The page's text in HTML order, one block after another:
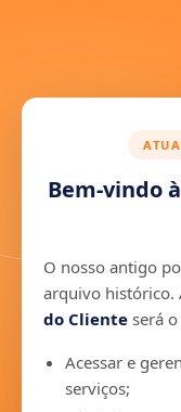
Bem-vindo
O nosso antigo
arquivo histórico.
do Cliente será
Acessar e
serviços;